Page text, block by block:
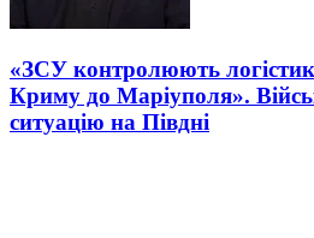
«ЗСУ контролюють
Криму до Маріуполя».
ситуацію на Півдні